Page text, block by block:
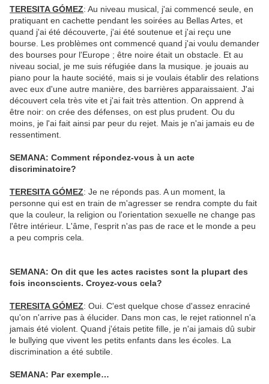
TERESITA GÓMEZ: Au niveau musical, j'ai commencé seule, en
pratiquant en cachette pendant les soirées au Bellas Artes, et
quand j'ai été découverte, j'ai été soutenue et j'ai reçu une
bourse. Les problèmes ont commencé quand j'ai voulu demander
des bourses pour l'Europe ; être noire était un obstacle. Et au
niveau social, je me suis réfugiée dans la musique. je jouais au
piano pour la haute société, mais si je voulais établir des relations
avec eux d'une autre manière, des barrières apparaissaient. J'ai
découvert cela très vite et j'ai fait très attention. On apprend à
être noir: on crée des défenses, on est plus prudent. Ou du
moins, je l'ai fait ainsi par peur du rejet. Mais je n'ai jamais eu de
ressentiment.
SEMANA: Comment répondez-vous à un acte
discriminatoire?
TERESITA GÓMEZ: Je ne réponds pas. A un moment, la
personne qui est en train de m'agresser se rendra compte du fait
que la couleur, la religion ou l'orientation sexuelle ne change pas
l'être intérieur. L'âme, l'esprit n'as pas de race et le monde a peu
a peu compris cela.
SEMANA: On dit que les actes racistes sont la plupart des
fois inconscients. Croyez-vous cela?
TERESITA GÓMEZ: Oui. C'est quelque chose d'assez enraciné
qu'on n'arrive pas à élucider. Dans mon cas, le rejet rationnel n'a
jamais été violent. Quand j'étais petite fille, je n'ai jamais dû subir
le bullying que vivent les petits enfants dans les écoles. La
discrimination a été subtile.
SEMANA: Par exemple…